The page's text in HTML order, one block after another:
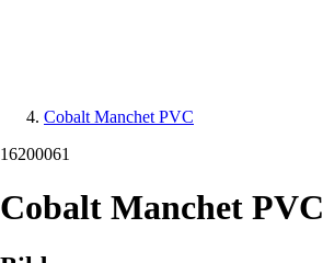
Cobalt Manchet PVC
16200061
Cobalt Manchet PVC